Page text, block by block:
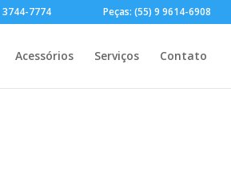
3744-7774 Peças: (55) 9 9614-6908
Acessórios Serviços Contato